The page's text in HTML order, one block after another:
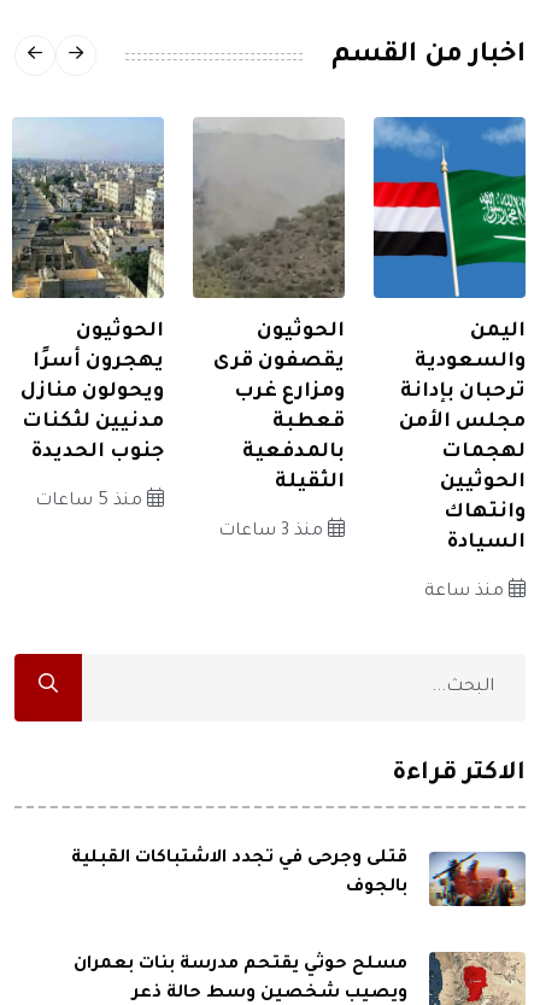
اخبار من القسم
اليمن
والسعودية
ترحبان بإدانة
مجلس الأمن
لهجمات
الحوثيين
وانتهاك
السيادة
منذ ساعة
الحوثيون
يقصفون قرى
ومزارع غرب
قعطبة
بالمدفعية
الثقيلة
منذ 3 ساعات
الحوثيون
يهجرون أسرًا
ويحولون منازل
مدنيين لثكنات
جنوب الحديدة
منذ 5 ساعات
الاكثر قراءة
قتلى وجرحى في تجدد الاشتباكات القبلية
بالجوف
مسلح حوثي يقتحم مدرسة بنات بعمران
ويصيب شخصين وسط حالة ذعر